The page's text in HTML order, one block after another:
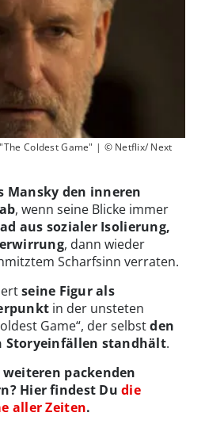
Coldest Game" | © Netflix/ Next
Mansky den inneren
, wenn seine Blicke immer
aus sozialer Isolierung,
, dann wieder
Scharfsinn verraten.
seine Figur als
in der unsteten
Game“, der selbstden
Storyeinfällen standhält.
packenden
Hier findest Dudie
aller Zeiten.